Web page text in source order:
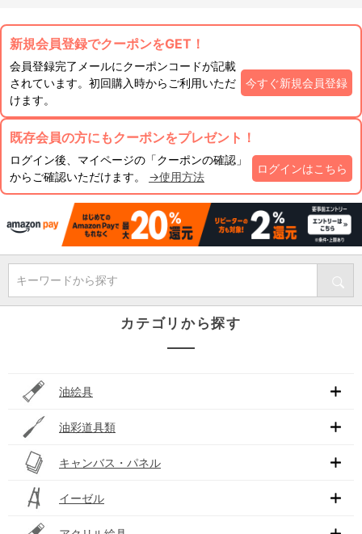
新規会員登録でクーポンをGET！
会員登録完了メールにクーポンコードが記載
されています。初回購入時からご利用いただ
けます。
今すぐ新規会員登録
既存会員の方にもクーポンをプレゼント！
ログイン後、マイページの「クーポンの確認」
からご確認いただけます。 →使用方法
ログインはこちら
キーワードから探す
カテゴリから探す
油絵具
油彩道具類
キャンバス・パネル
イーゼル